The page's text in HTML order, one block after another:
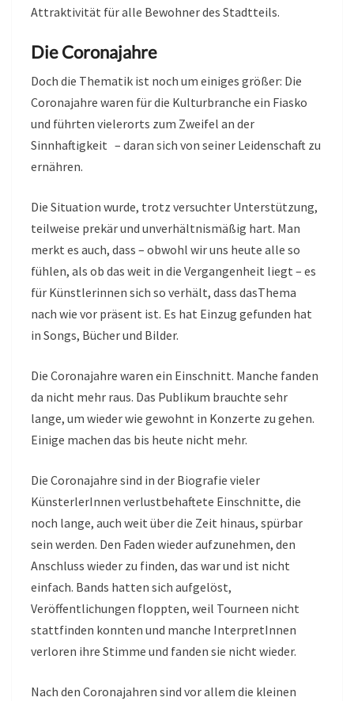
Attraktivität für alle Bewohner des Stadtteils.
Die Coronajahre
Doch die Thematik ist noch um einiges größer: Die
Coronajahre waren für die Kulturbranche ein Fiasko
und führten vielerorts zum Zweifel an der
Sinnhaftigkeit – daran sich von seiner Leidenschaft zu
ernähren.
Die Situation wurde, trotz versuchter Unterstützung,
teilweise prekär und unverhältnismäßig hart. Man
merkt es auch, dass – obwohl wir uns heute alle so
fühlen, als ob das weit in die Vergangenheit liegt – es
für Künstlerinnen sich so verhält, dass dasThema
nach wie vor präsent ist. Es hat Einzug gefunden hat
in Songs, Bücher und Bilder.
Die Coronajahre waren ein Einschnitt. Manche fanden
da nicht mehr raus. Das Publikum brauchte sehr
lange, um wieder wie gewohnt in Konzerte zu gehen.
Einige machen das bis heute nicht mehr.
Die Coronajahre sind in der Biografie vieler
KünsterlerInnen verlustbehaftete Einschnitte, die
noch lange, auch weit über die Zeit hinaus, spürbar
sein werden. Den Faden wieder aufzunehmen, den
Anschluss wieder zu finden, das war und ist nicht
einfach. Bands hatten sich aufgelöst,
Veröffentlichungen floppten, weil Tourneen nicht
stattfinden konnten und manche InterpretInnen
verloren ihre Stimme und fanden sie nicht wieder.
Nach den Coronajahren sind vor allem die kleinen